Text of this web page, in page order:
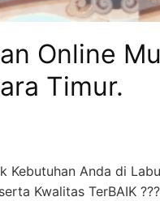
Online
Timur.
Kebutuhan Anda di
Kwalitas TerBAIK ???